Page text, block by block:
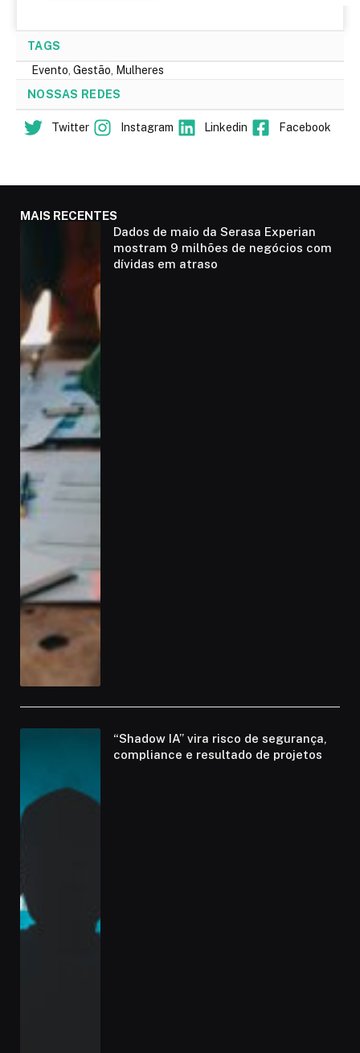
TAGS
Evento Gestão
Mulheres
NOSSAS REDES
Twitter Instagram Linkedin Facebook
MAIS RECENTES
Dados de maio da Serasa Experian
mostram 9 milhões de negócios com
dívidas em atraso
“Shadow IA” vira risco de segurança,
compliance e resultado de projetos